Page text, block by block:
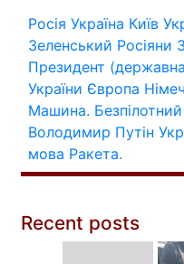
Росія Україна Київ
Зеленський Росіяни
Президент
України Європа
Машина.
Володимир Путін
мова Ракета.
Recent posts